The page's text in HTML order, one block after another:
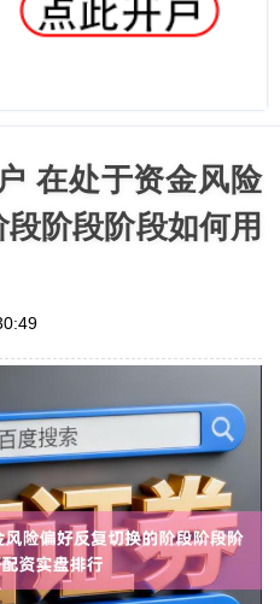
在处于资金风险
阶段阶段如何用